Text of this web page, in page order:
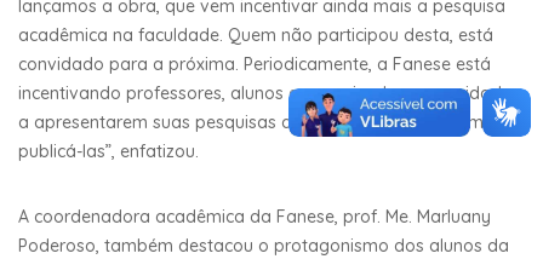
lançamos a obra, que vem incentivar ainda mais a pesquisa
acadêmica na faculdade. Quem não participou desta, está
convidado para a próxima. Periodicamente, a Fanese está
incentivando professores, alunos e pesquisadores convidados
a apresentarem suas pesquisas acadêmicas e a também
publicá-las”, enfatizou.
A coordenadora acadêmica da Fanese, prof. Me. Marluany
Poderoso, também destacou o protagonismo dos alunos da